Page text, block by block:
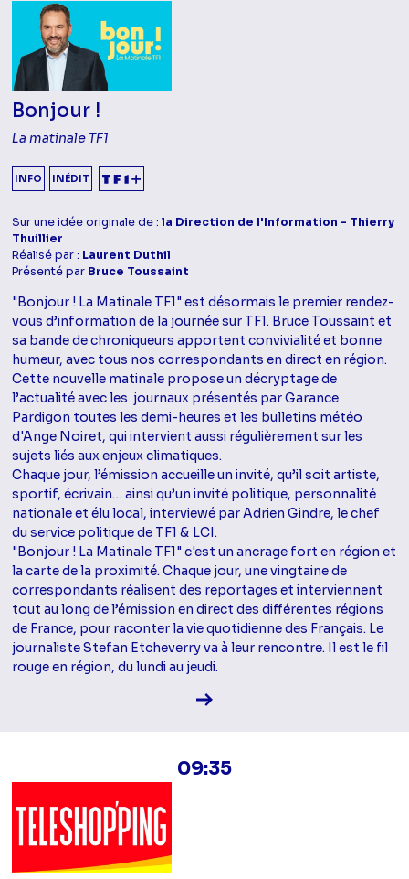
Bonjour !
La matinale TF1
INFO INÉDIT
Sur une idée originale de :la Direction de l'Information - Thierry
Thuillier
Réalisé par : Laurent Duthil
Présenté par Bruce Toussaint
"Bonjour ! La Matinale TF1" est désormais le premier rendez-
vous d’information de la journée sur TF1. Bruce Toussaint et
sa bande de chroniqueurs apportent convivialité et bonne
humeur, avec tous nos correspondants en direct en région.
Cette nouvelle matinale propose un décryptage de
l’actualité avec les journaux présentés par Garance
Pardigon toutes les demi-heures et les bulletins météo
d'Ange Noiret, qui intervient aussi régulièrement sur les
sujets liés aux enjeux climatiques.
Chaque jour, l’émission accueille un invité, qu’il soit artiste,
sportif, écrivain… ainsi qu’un invité politique, personnalité
nationale et élu local, interviewé par Adrien Gindre, le chef
du service politique de TF1 & LCI.
"Bonjour ! La Matinale TF1" c'est un ancrage fort en région et
la carte de la proximité. Chaque jour, une vingtaine de
correspondants réalisent des reportages et interviennent
tout au long de l’émission en direct des différentes régions
de France, pour raconter la vie quotidienne des Français. Le
journaliste Stefan Etcheverry va à leur rencontre. Il est le fil
rouge en région, du lundi au jeudi.
Voir la fiche diffusion
09:35